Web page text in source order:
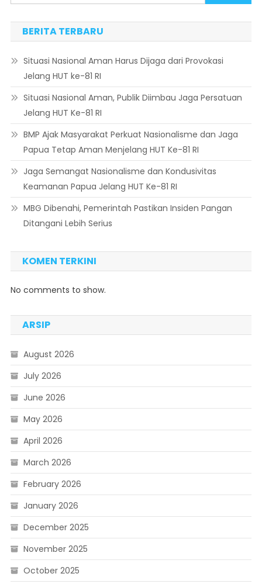
BERITA TERBARU
Situasi Nasional Aman Harus Dijaga dari Provokasi
Jelang HUT ke-81 RI
Situasi Nasional Aman, Publik Diimbau Jaga Persatuan
Jelang HUT Ke-81 RI
BMP Ajak Masyarakat Perkuat Nasionalisme dan Jaga
Papua Tetap Aman Menjelang HUT Ke-81 RI
Jaga Semangat Nasionalisme dan Kondusivitas
Keamanan Papua Jelang HUT Ke-81 RI
MBG Dibenahi, Pemerintah Pastikan Insiden Pangan
Ditangani Lebih Serius
KOMEN TERKINI
No comments to show.
ARSIP
August 2026
July 2026
June 2026
May 2026
April 2026
March 2026
February 2026
January 2026
December 2025
November 2025
October 2025